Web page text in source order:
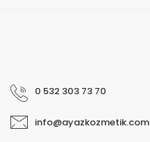
0 532 303 73 70
info@ayazkozmetik.com